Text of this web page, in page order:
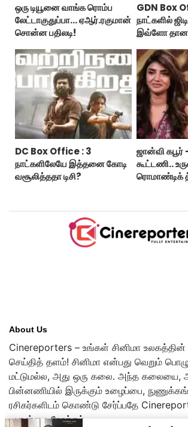
ஒரு டியூனை வாங்க ரொம்ப
லேட்டாகுதுப்பா... ஏஆர்.ரகுமான்
சொன்ன பதிலடி!
GDN Box
நாட்களில்
இவ்ளோ
DC Box Office : 3
நாட்களிலேயே இத்தனை கோடி
வசூலித்ததா டிசி?
ஜான்வி
கூட்டணி..
ரொமாண்டிக்
About Us
Cinereporters – உங்கள் சினிமா
செய்தித் தளம்! சினிமா என்பது வெறும்
மட்டுமல்ல, அது ஒரு கலை. அந்த
பின்னணியில் இருக்கும் உழைப்பை,
ரசிகர்களிடம் கொண்டு சேர்ப்பதே
முதன்மை நோக்கம்.